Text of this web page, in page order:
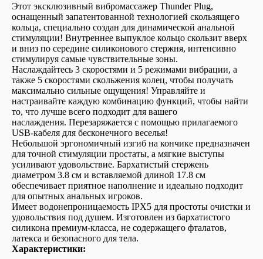
Этот эксклюзивный вибромассажер Thunder Plug,
оснащенный запатентованной технологией скользящего
кольца, специально создан для динамической анальной
стимуляции! Внутреннее выпуклое кольцо скользит вверх
и вниз по середине силиконового стержня, интенсивно
стимулируя самые чувствительные зоны.
Наслаждайтесь 3 скоростями и 5 режимами вибрации, а
также 5 скоростями скольжения колец, чтобы получать
максимально сильные ощущения! Управляйте и
настраивайте каждую комбинацию функций, чтобы найти
то, что лучше всего подходит для вашего
наслаждения. Перезаряжается с помощью прилагаемого
USB-кабеля для бесконечного веселья!
Небольшой эргономичный изгиб на кончике предназначен
для точной стимуляции простаты, а мягкие выступы
усиливают удовольствие. Бархатистый стержень
диаметром 3.8 см и вставляемой длиной 17.8 см
обеспечивает приятное наполнение и идеально подходит
для опытных анальных игроков.
Имеет водонепроницаемость IPX5 для простоты очистки и
удовольствия под душем. Изготовлен из бархатистого
силикона премиум-класса, не содержащего фталатов,
латекса и безопасного для тела.
Характеристики: